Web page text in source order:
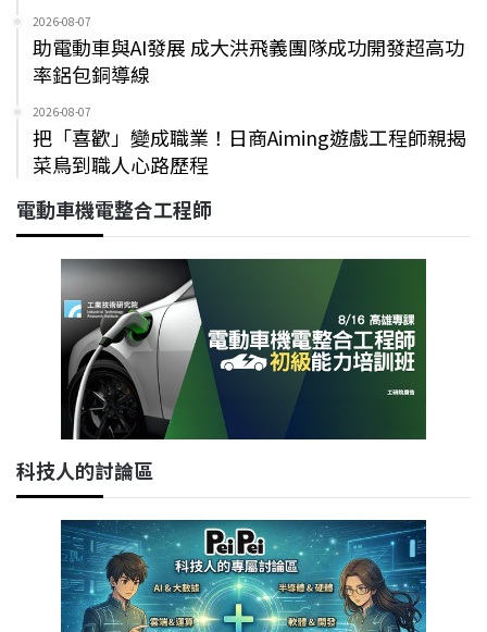
2026-08-07
助電動車與AI發展 成大洪飛義團隊成功開發超高功
率鋁包銅導線
2026-08-07
把「喜歡」變成職業！日商Aiming遊戲工程師親揭
菜鳥到職人心路歷程
電動車機電整合工程師
科技人的討論區